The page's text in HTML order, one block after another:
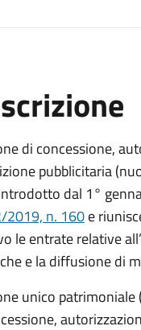
di concessione,
pubblicitaria
dal 1°
2019, n. 160e
le entrate relative
e la diffusione di
unico